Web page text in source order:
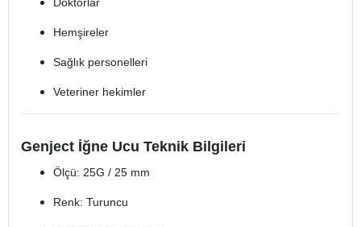
Doktorlar
Hemşireler
Sağlık personelleri
Veteriner hekimler
Genject İğne Ucu Teknik Bilgileri
Ölçü: 25G / 25 mm
Renk: Turuncu